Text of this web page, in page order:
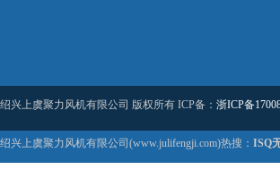
绍兴上虞聚力风机有限公司 版权所有 ICP备： 浙ICP备
绍兴上虞聚力风机有限公司(www.julifengji.com)热搜： ISQ